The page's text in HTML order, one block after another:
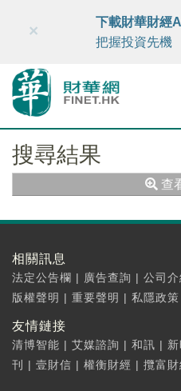
財華智庫網 FINTV
×
下載財華財經
把握投資先機
搜尋結果
查
相關訊息
法定公告欄 | 廣告查詢 | 公司介
版權聲明 | 重要聲明 | 私隱政策
友情鏈接
清博智能 | 艾媒諮詢 | 和訊 |
刊
| 壹財信 | 權衡財經 | 攬富財